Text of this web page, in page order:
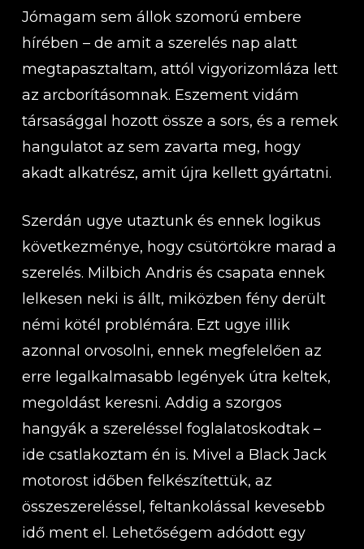
Jómagam sem állok szomorú embere
hírében – de amit a szerelés nap alatt
megtapasztaltam, attól vigyorizomláza lett
az arcborításomnak. Eszement vidám
társasággal hozott össze a sors, és a remek
hangulatot az sem zavarta meg, hogy
akadt alkatrész, amit újra kellett gyártatni.
Szerdán ugye utaztunk és ennek logikus
következménye, hogy csütörtökre marad a
szerelés. Milbich Andris és csapata ennek
lelkesen neki is állt, miközben fény derült
némi kötél problémára. Ezt ugye illik
azonnal orvosolni, ennek megfelelően az
erre legalkalmasabb legények útra keltek,
megoldást keresni. Addig a szorgos
hangyák a szereléssel foglalatoskodtak –
ide csatlakoztam én is. Mivel a Black Jack
motorost időben felkészítettük, az
összeszereléssel, feltankolással kevesebb
idő ment el. Lehetőségem adódott egy